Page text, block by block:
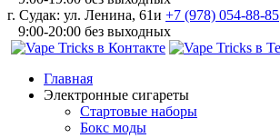
г. Судак: ул. Ленина, 61и +7 (978) 054-88-85
9:00-20:00 без выходных
Главная
Электронные сигареты
Стартовые наборы
Бокс моды